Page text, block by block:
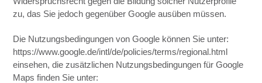
zu, das Sie jedoch gegenüber Google ausüben müssen.
Die Nutzungsbedingungen von Google können Sie unter:
https://www.google.de/intl/de/policies/terms/regional.html
einsehen, die zusätzlichen Nutzungsbedingungen für Google
Maps finden Sie unter: